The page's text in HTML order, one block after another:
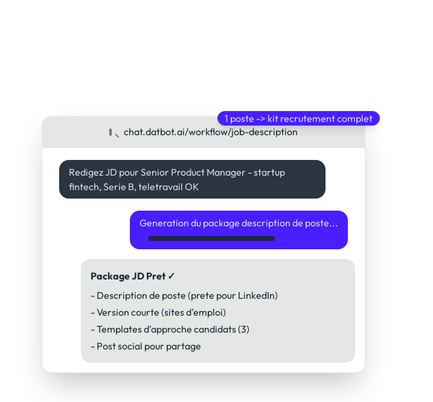
chat.datbot.ai/workflow/job-description
Redigez JD pour Senior Product Manager - startup
fintech, Serie B, teletravail OK
Generation du package description de poste...
Package JD Pret ✓
- Description de poste (prete pour LinkedIn)
- Version courte (sites d'emploi)
- Templates d'approche candidats (3)
- Post social pour partage
1 poste -> kit recrutement complet